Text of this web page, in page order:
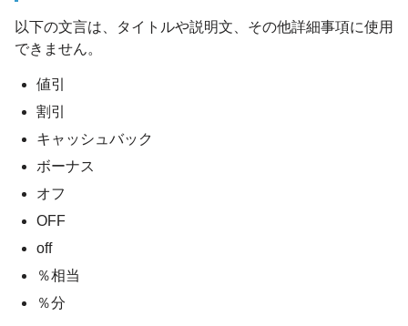
以下の文言は、タイトルや説明文、その他詳細事項に使用
できません。
値引
割引
キャッシュバック
ボーナス
オフ
OFF
off
％相当
％分